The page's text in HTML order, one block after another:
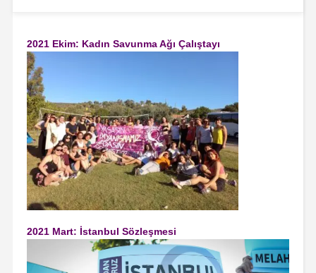
2021 Ekim: Kadın Savunma Ağı Çalıştayı
2021 Mart: İstanbul Sözleşmesi